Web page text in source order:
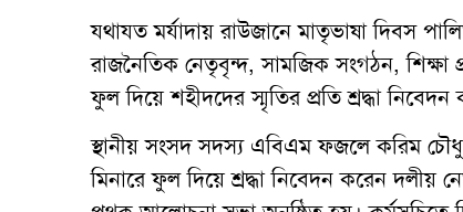
যথাযত মর্যাদায় রাউজানে মাতৃভাষা দিবস
রাজনৈতিক নেতৃবৃন্দ, সামজিক সংগঠন, শিক্ষা
ফুল দিয়ে শহীদদের স্মৃতির প্রতি শ্রদ্ধা নিবেদন
স্থানীয় সংসদ সদস্য এবিএম ফজলে করিম
মিনারে ফুল দিয়ে শ্রদ্ধা নিবেদন করেন